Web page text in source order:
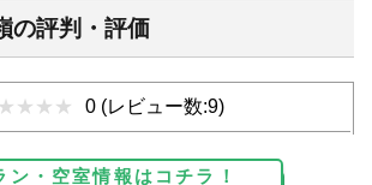
の評判・評価
0 (レビュー数:9)
ン・空室情報はコチラ！